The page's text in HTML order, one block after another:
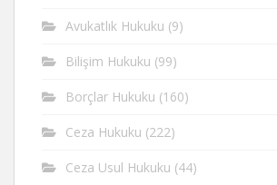
Avukatlık Hukuku (9)
Bilişim Hukuku (99)
Borçlar Hukuku (160)
Ceza Hukuku (222)
Ceza Usul Hukuku (44)